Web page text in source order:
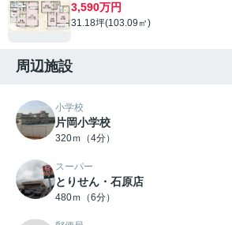
3,590万円
31.18坪(103.09㎡)
周辺施設
小学校
片岡小学校
320ｍ（4分）
スーパー
とりせん・石原店
480ｍ（6分）